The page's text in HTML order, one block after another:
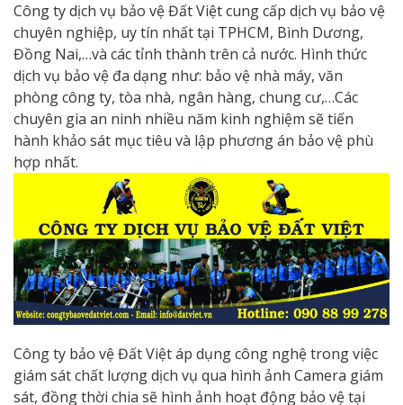
Công ty dịch vụ bảo vệ Đất Việt cung cấp dịch vụ bảo vệ
chuyên nghiệp, uy tín nhất tại TPHCM, Bình Dương,
Đồng Nai,…và các tỉnh thành trên cả nước. Hình thức
dịch vụ bảo vệ đa dạng như: bảo vệ nhà máy, văn
phòng công ty, tòa nhà, ngân hàng, chung cư,…Các
chuyên gia an ninh nhiều năm kinh nghiệm sẽ tiến
hành khảo sát mục tiêu và lập phương án bảo vệ phù
hợp nhất.
Công ty bảo vệ Đất Việt áp dụng công nghệ trong việc
giám sát chất lượng dịch vụ qua hình ảnh Camera giám
sát, đồng thời chia sẽ hình ảnh hoạt động bảo vệ tại